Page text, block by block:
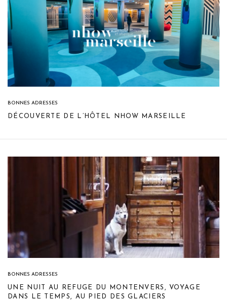
BONNES ADRESSES
DÉCOUVERTE DE L’HÔTEL NHOW MARSEILLE
BONNES ADRESSES
UNE NUIT AU REFUGE DU MONTENVERS, VOYAGE
DANS LE TEMPS, AU PIED DES GLACIERS